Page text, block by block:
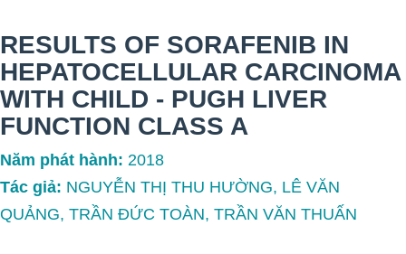
RESULTS OF SORAFENIB IN
HEPATOCELLULAR CARCINOMA
WITH CHILD - PUGH LIVER
FUNCTION CLASS A
Năm phát hành: 2018
Tác giả: NGUYỄN THỊ THU HƯỜNG, LÊ VĂN
QUẢNG, TRẦN ĐỨC TOÀN, TRẦN VĂN THUẤN